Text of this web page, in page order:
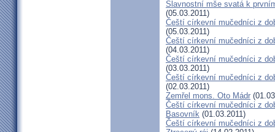
Slavnostní mše svatá k
(05.03.2011)
Čeští církevní mučedníci z
(05.03.2011)
Čeští církevní mučedníci z
(04.03.2011)
Čeští církevní mučedníci z
(03.03.2011)
Čeští církevní mučedníci z
(02.03.2011)
Zemřel mons. Oto Mádr
Čeští církevní mučedníci z
Basovník (01.03.2011)
Čeští církevní mučedníci z